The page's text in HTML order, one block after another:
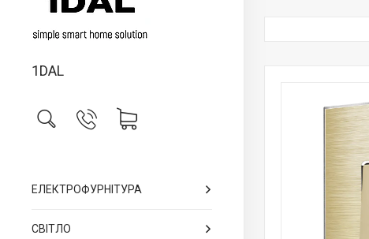
1DAL
ЕЛЕКТРОФУРНІТУРА
СВІТЛО